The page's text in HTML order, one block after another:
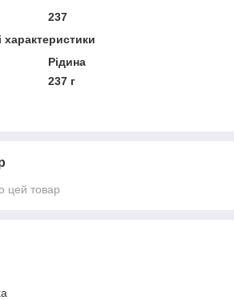
237
Рідина
237 г
цей товар